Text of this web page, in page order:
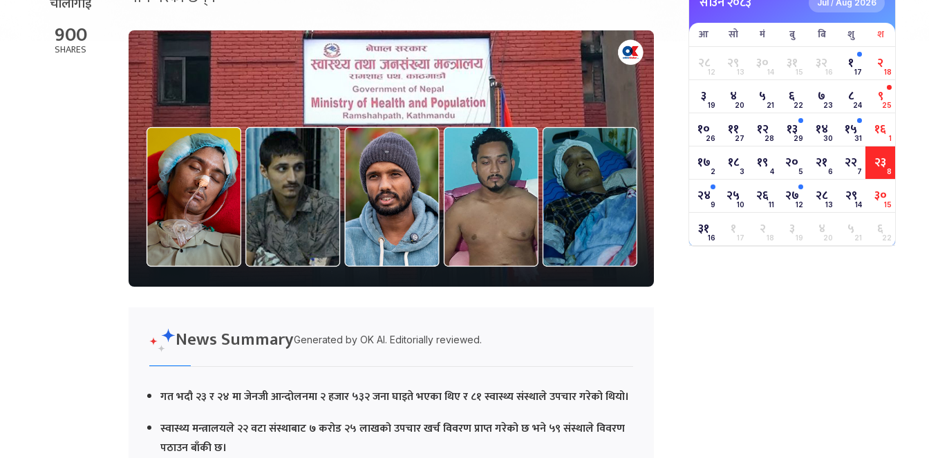
चौलागाईं
900
SHARES
News SummaryGenerated by OK AI. Editorially reviewed.
गत भदौ २३ र २४ मा जेनजी आन्दोलनमा २ हजार ५३२ जना घाइते भएका थिए र ८१ स्वास्थ्य संस्थाले उपचार गरेको थियो।
स्वास्थ्य मन्त्रालयले २२ वटा संस्थाबाट ७ करोड २५ लाखको उपचार खर्च विवरण प्राप्त गरेको छ भने ५९ संस्थाले विवरण
पठाउन बाँकी छ।
Jul / Aug 2026
आ सो मं बु बि शु श
२८12 २९13 ३०14 ३१15 ३२16 १17 २18
३ 19 ४20 ५ 21 ६22 ७23 ८24 ९25
१०26 ११27 १२28 १३29 १४30 १५31 १६ 1
१७2 १८3 १९ 4 २०5 २१6 २२7 २३8
२४9 २५10 २६11 २७12 २८13 २९14 ३०15
३१16 १17 २18 ३19 ४20 ५21 ६22